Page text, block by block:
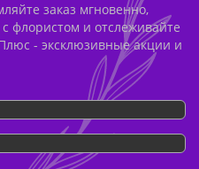
заказ мгновенно,
флористом и отслеживайте
- эксклюзивные акции и